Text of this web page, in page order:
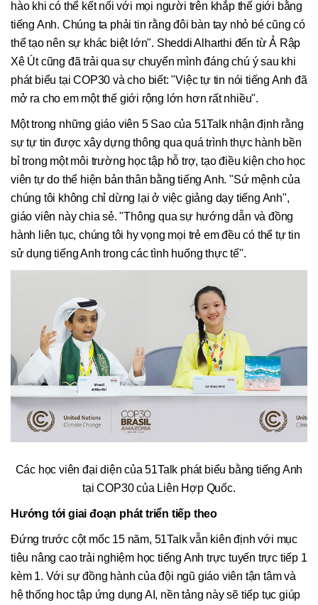
hào khi có thể kết nối với mọi người trên khắp thế giới bằng
tiếng Anh. Chúng ta phải tin rằng đôi bàn tay nhỏ bé cũng có
thể tạo nên sự khác biệt lớn". Sheddi Alharthi đến từ Ả Rập
Xê Út cũng đã trải qua sự chuyển mình đáng chú ý sau khi
phát biểu tại COP30 và cho biết: "Việc tự tin nói tiếng Anh đã
mở ra cho em một thế giới rộng lớn hơn rất nhiều".
Một trong những giáo viên 5 Sao của 51Talk nhận định rằng
sự tự tin được xây dựng thông qua quá trình thực hành bền
bỉ trong một môi trường học tập hỗ trợ, tạo điều kiện cho học
viên tự do thể hiện bản thân bằng tiếng Anh. "Sứ mệnh của
chúng tôi không chỉ dừng lại ở việc giảng dạy tiếng Anh",
giáo viên này chia sẻ. "Thông qua sự hướng dẫn và đồng
hành liên tục, chúng tôi hy vọng mọi trẻ em đều có thể tự tin
sử dụng tiếng Anh trong các tình huống thực tế".
Các học viên đại diện của 51Talk phát biểu bằng tiếng Anh
tại COP30 của Liên Hợp Quốc.
Hướng tới giai đoạn phát triển tiếp theo
Đứng trước cột mốc 15 năm, 51Talk vẫn kiên định với mục
tiêu nâng cao trải nghiệm học tiếng Anh trực tuyến trực tiếp 1
kèm 1. Với sự đồng hành của đội ngũ giáo viên tận tâm và
hệ thống học tập ứng dụng AI, nền tảng này sẽ tiếp tục giúp